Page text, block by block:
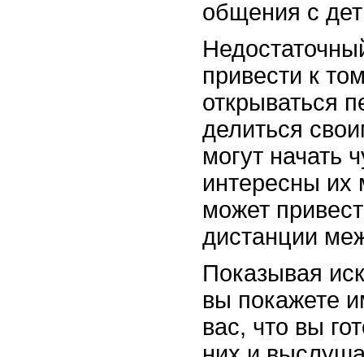
общения с
привести к
открываться
делиться
могут начать
интересны их
может
дистанции
Показывая
вы покажете
вас, что вы